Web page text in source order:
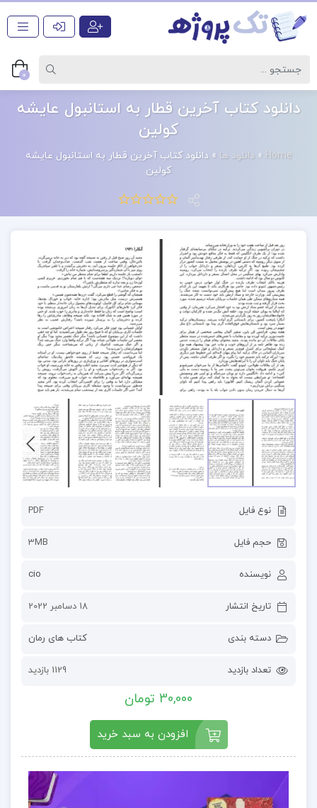
0
دانلود کتاب آخرین قطار به استانبول عایشه
کولین
Home
» دانلود ها »دانلود کتاب آخرین قطار به استانبول عایشه
کولین
نوع فایل PDF
حجم فایل 3MB
نویسنده cio
تاریخ انتشار 18 دسامبر 2022
دسته بندی کتاب های رمان
تعداد بازدید 1129 بازدید
30,000 تومان
افزودن به سبد خرید